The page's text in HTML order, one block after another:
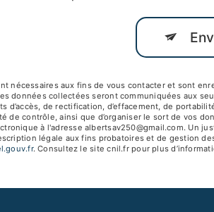
nécessaires aux fins de vous contacter et sont
données collectées seront communiquées aux
d’accès, de rectification, d’effacement, de
de contrôle, ainsi que d’organiser le sort de vos
à l'adresse albertsav250@gmail.com.
légale aux fins probatoires et de gestion
. Consultez le site cnil.fr pour plus